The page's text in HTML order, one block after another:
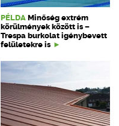
PÉLDA Minőség extrém
körülmények között is –
Trespa burkolat igénybevett
felületekre is